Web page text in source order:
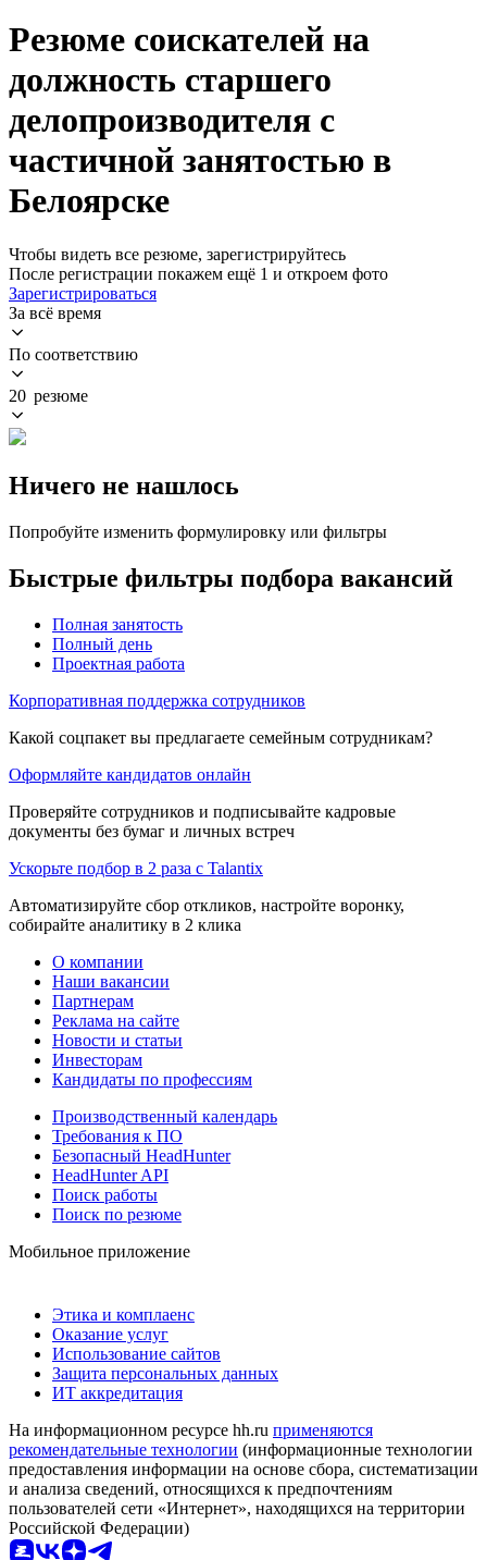
Резюме соискателей на
должность старшего
делопроизводителя с
частичной занятостью в
Белоярске
Чтобы видеть все резюме, зарегистрируйтесь
После регистрации покажем ещё 1 и откроем фото
Зарегистрироваться
За всё время
По соответствию
20 резюме
Ничего не нашлось
Попробуйте изменить формулировку или фильтры
Быстрые фильтры подбора вакансий
Полная занятость
Полный день
Проектная работа
Корпоративная поддержка сотрудников
Какой соцпакет вы предлагаете семейным сотрудникам?
Оформляйте кандидатов онлайн
Проверяйте сотрудников и подписывайте кадровые
документы без бумаг и личных встреч
Ускорьте подбор в 2 раза с Talantix
Автоматизируйте сбор откликов, настройте воронку,
собирайте аналитику в 2 клика
О компании
Наши вакансии
Партнерам
Реклама на сайте
Новости и статьи
Инвесторам
Кандидаты по профессиям
Производственный календарь
Требования к ПО
Безопасный HeadHunter
HeadHunter API
Поиск работы
Поиск по резюме
Мобильное приложение
Этика и комплаенс
Оказание услуг
Использование сайтов
Защита персональных данных
ИТ аккредитация
На информационном ресурсе hh.ru применяются
рекомендательные технологии (информационные технологии
предоставления информации на основе сбора, систематизации
и анализа сведений, относящихся к предпочтениям
пользователей сети «Интернет», находящихся на территории
Российской Федерации)